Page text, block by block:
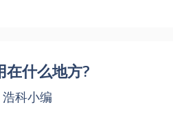
在什么地方?
浩科小编